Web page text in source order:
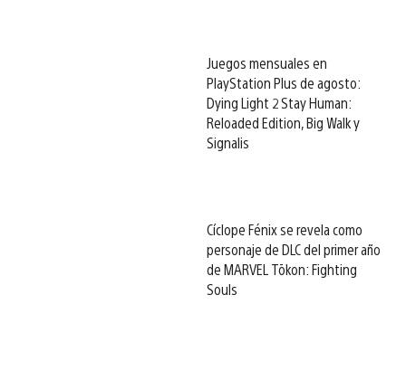
Juegos mensuales en
PlayStation Plus de agosto:
Dying Light 2 Stay Human:
Reloaded Edition, Big Walk y
Signalis
Cíclope Fénix se revela como
personaje de DLC del primer año
de MARVEL Tōkon: Fighting
Souls